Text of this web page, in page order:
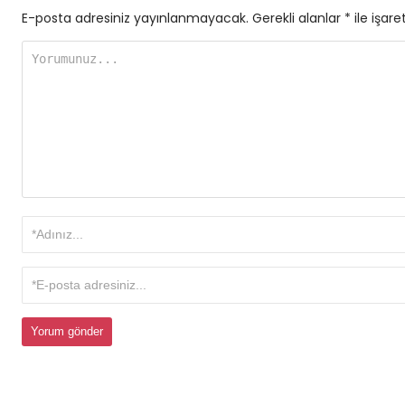
E-posta adresiniz yayınlanmayacak. Gerekli alanlar * ile